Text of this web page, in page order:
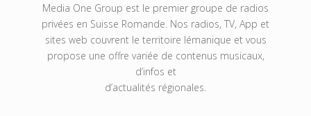
Media One Group est le premier groupe de radios
privées en Suisse Romande. Nos radios, TV, App et
sites web couvrent le territoire lémanique et vous
propose une offre variée de contenus musicaux,
d’infos et
d’actualités régionales.